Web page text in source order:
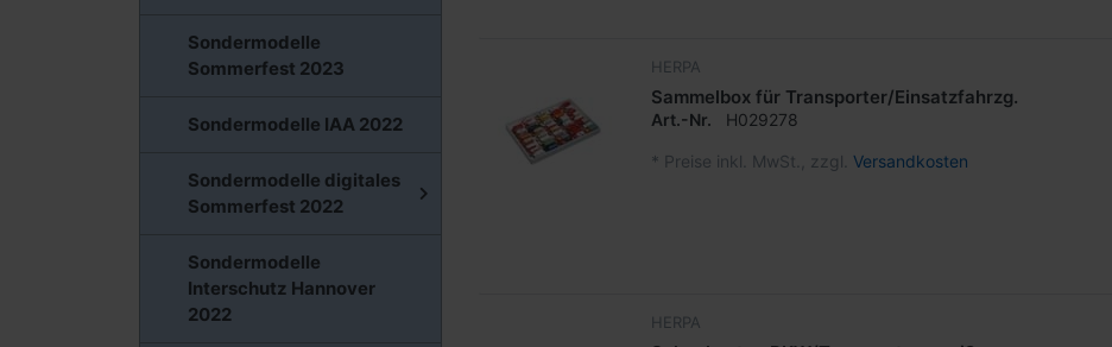
Sondermodelle
Sommerfest 2023
Sondermodelle IAA 2022
Sondermodelle digitales
Sommerfest 2022
Sondermodelle
Interschutz Hannover
2022
HERPA
Sammelbox für Transporter/Einsatzfahrzg.
Art.-Nr. H029278
* Preise inkl. MwSt., zzgl. Versandkosten
HERPA